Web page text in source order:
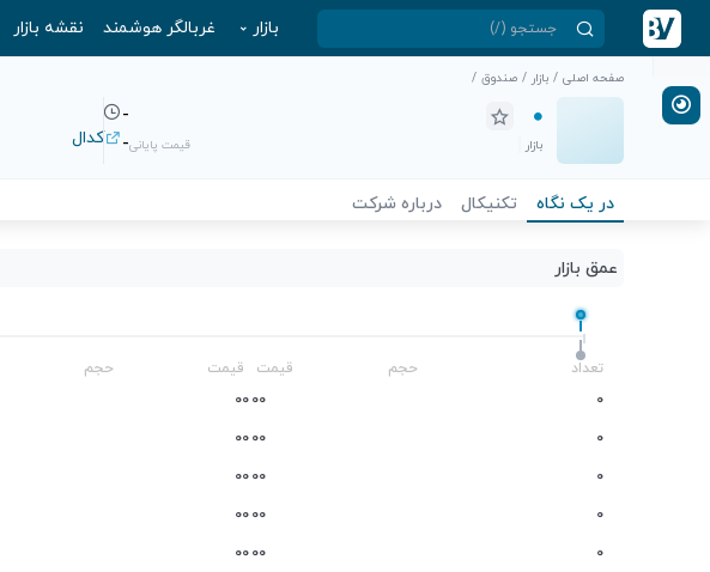
بازار غربالگر هوشمند نقشه بازار
صفحه اصلی / بازار / صندوق /
-
بازار قیمت پایانی- کدال
در یک نگاه تکنیکال درباره شرکت
عمق بازار
-
تعداد حجم قیمت قیمت حجم
0
0
0
0
0
0
0
0
0
0
0
0
0
0
0
0
0
0
0
0
0
0
0
0
0